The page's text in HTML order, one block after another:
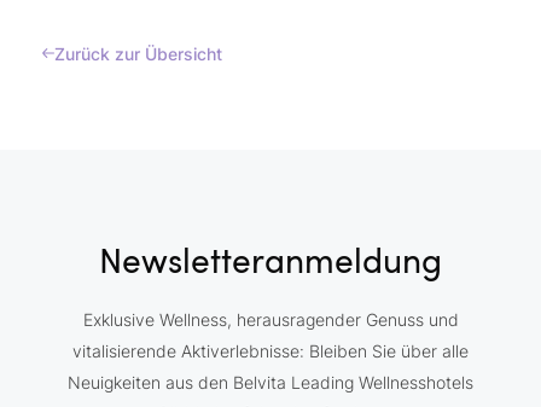
Zurück zur Übersicht
Newsletteranmeldung
Exklusive Wellness, herausragender Genuss und
vitalisierende Aktiverlebnisse: Bleiben Sie über alle
Neuigkeiten aus den Belvita Leading Wellnesshotels